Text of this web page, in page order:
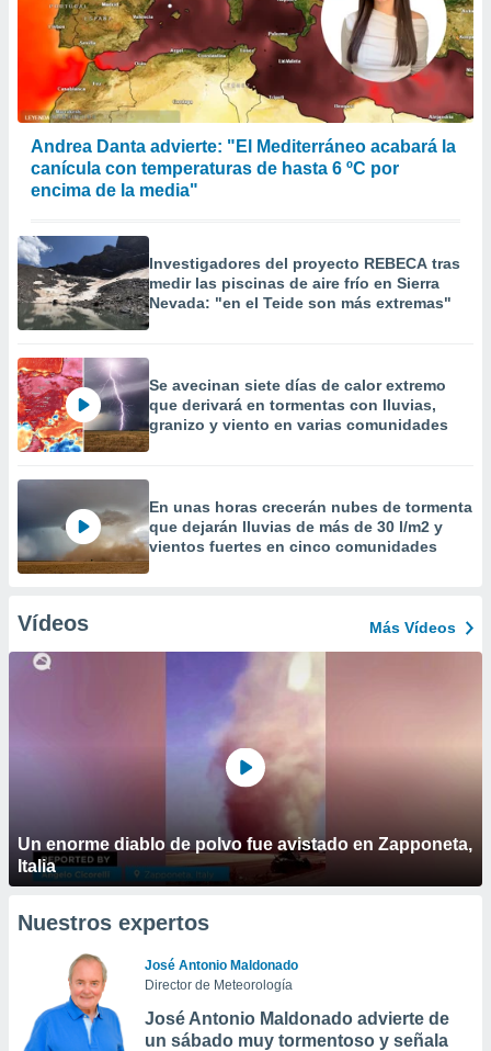
Andrea Danta advierte: "El Mediterráneo acabará la
canícula con temperaturas de hasta 6 ºC por
encima de la media"
Investigadores del proyecto REBECA tras
medir las piscinas de aire frío en Sierra
Nevada: "en el Teide son más extremas"
Se avecinan siete días de calor extremo
que derivará en tormentas con lluvias,
granizo y viento en varias comunidades
En unas horas crecerán nubes de tormenta
que dejarán lluvias de más de 30 l/m2 y
vientos fuertes en cinco comunidades
Vídeos Más Vídeos
Un enorme diablo de polvo fue avistado en Zapponeta,
Italia
Nuestros expertos
José Antonio Maldonado
Director de Meteorología
José Antonio Maldonado advierte de
un sábado muy tormentoso y señala